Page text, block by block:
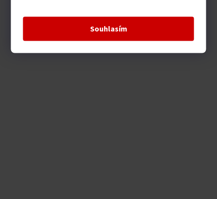
Souhlasím